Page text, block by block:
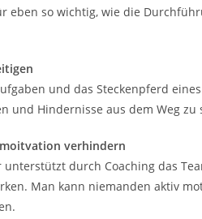
eben so wichtig, wie die
und das Steckenpferd
und Hindernisse aus dem Weg
verhindern
unterstützt durch Coaching das
Man kann niemanden aktiv